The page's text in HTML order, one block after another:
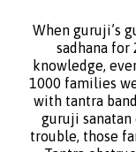
When guruji’s
sadhana for
knowledge,
1000 families
with tantra
guruji sanatan
trouble, those